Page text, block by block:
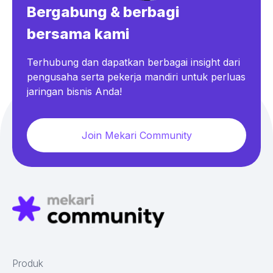
Bergabung & berbagi
bersama kami
Terhubung dan dapatkan berbagai insight dari
pengusaha serta pekerja mandiri untuk perluas
jaringan bisnis Anda!
Join Mekari Community
Produk